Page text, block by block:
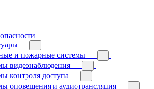
и пожарные системы
видеонаблюдения
контроля доступа
оповещения и аудиотрансляция